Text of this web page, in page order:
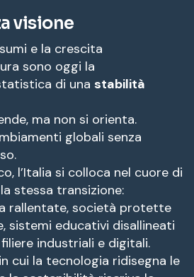
visione
e la crescita
sono oggi la
di una stabilità
ma non si orienta.
globali senza
l’Italia si colloca nel cuore di
stessa transizione:
rallentate, società protette
sistemi educativi disallineati
industriali e digitali.
cui la tecnologia ridisegna le